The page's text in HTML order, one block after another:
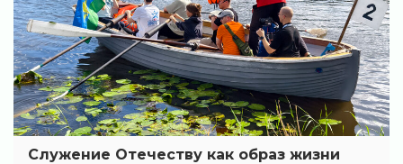
Служение Отечеству как образ жизни